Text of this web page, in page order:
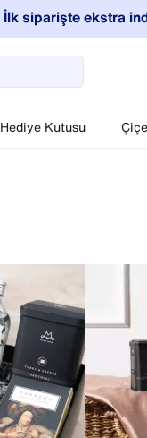
İlk siparişte ekstra
Hediye Kutusu